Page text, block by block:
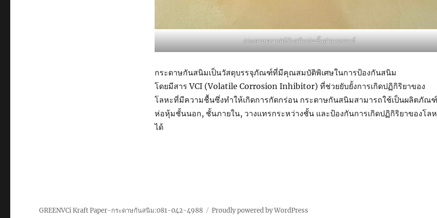
กระดาษคราฟท์กันสนิมห่อชิ้นส่วนรถยนต์
กระดาษกันสนิมเป็นวัสดุบรรจุภัณฑ์ที่มีคุณสมบัติพิเศษในการป้องกันสนิม
โดยมีสาร VCI (Volatile Corrosion Inhibitor) ที่ช่วยยับยั้งการเกิดปฏิกิริยาของ
โลหะที่มีความชื้นซึ่งทำให้เกิดการกัดกร่อน กระดาษกันสนิมสามารถใช้เป็นผลิตภัณฑ์
ห่อหุ้มชั้นนอก, ชั้นภายใน, วางแทรกระหว่างชั้น และป้องกันการเกิดปฏิกิริยาของโล
ได้
GREENVCi Kraft Paper-กระดาษกันสนิม:081-042-4988 Proudly powered by WordPress